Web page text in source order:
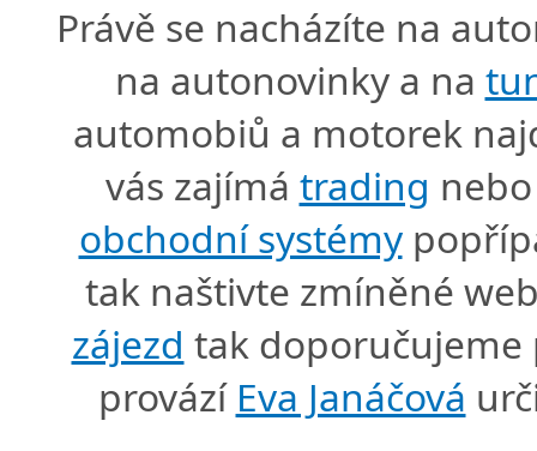
Právě se nacházíte na
na autonovinky a na
automobiů a motorek
vás zajímá trading
obchodní systémy
tak naštivte zmíněné
zájezd tak doporučujeme
provází Eva Janáčová